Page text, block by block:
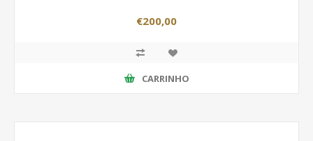
€200,00
CARRINHO